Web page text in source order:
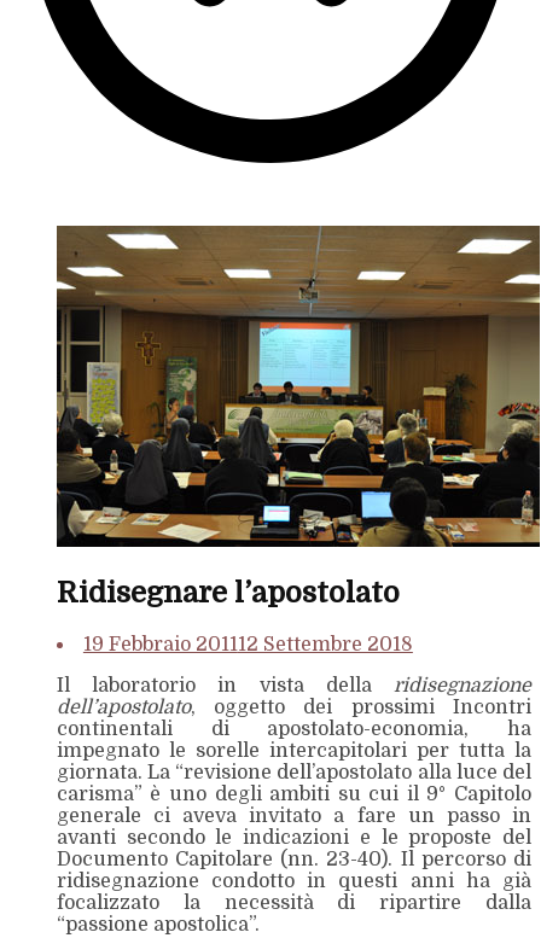
Ridisegnare l’apostolato
19 Febbraio 201112 Settembre 2018
Il laboratorio in vista della ridisegnazione
dell’apostolato, oggetto dei prossimi Incontri
continentali di apostolato-economia, ha
impegnato le sorelle intercapitolari per tutta la
giornata. La “revisione dell’apostolato alla luce del
carisma” è uno degli ambiti su cui il 9° Capitolo
generale ci aveva invitato a fare un passo in
avanti secondo le indicazioni e le proposte del
Documento Capitolare (nn. 23-40). Il percorso di
ridisegnazione condotto in questi anni ha già
focalizzato la necessità di ripartire dalla
“passione apostolica”.